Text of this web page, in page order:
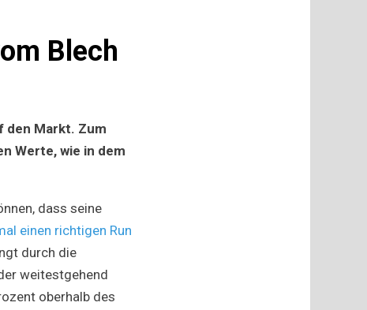
Blech
den Markt. Zum
Werte, wie in dem
dass seine
einen richtigen Run
durch die
weitestgehend
oberhalb des